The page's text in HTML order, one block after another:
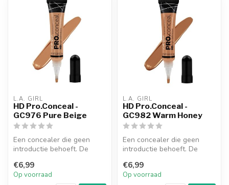
L.A. GIRL
HD Pro.Conceal -
GC976 Pure Beige
Een concealer die geen
introductie behoeft. De
biedt...
€6,99
Op voorraad
L.A. GIRL
HD Pro.Conceal -
GC982 Warm Honey
Een concealer die geen
introductie behoeft. De
biedt...
€6,99
Op voorraad